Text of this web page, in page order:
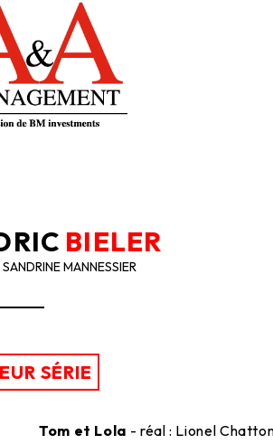
BIELER
MANNESSIER
SÉRIE
Tom et Lola - réal : Lionel